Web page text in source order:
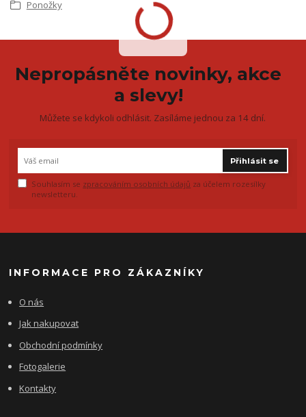
Ponožky
Nepropásněte novinky, akce
a slevy!
Můžete se kdykoli odhlásit. Zasíláme jednou za 14 dní.
Přihlásit se
Souhlasím se zpracováním osobních údajů za účelem rozesílky
newsletteru.
INFORMACE PRO ZÁKAZNÍKY
O nás
Jak nakupovat
Obchodní podmínky
Fotogalerie
Kontakty